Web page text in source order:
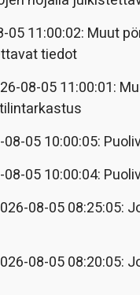
05 11:00:02: Muut
tiedot
08-05 11:00:01:
08-05 10:00:05:
08-05 10:00:04:
08-05 08:25:05:
08-05 08:20:05: